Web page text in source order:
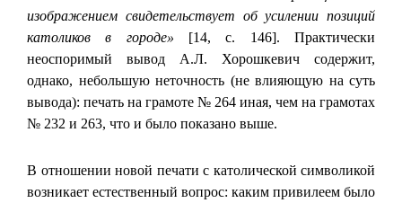
изображением свидетельствует об усилении позиций
католиков в городе» [14, с. 146]. Практически
неоспоримый вывод А.Л. Хорошкевич содержит,
однако, небольшую неточность (не влияющую на суть
вывода): печать на грамоте № 264 иная, чем на грамотах
№ 232 и 263, что и было показано выше.
В отношении новой печати с католической символикой
возникает естественный вопрос: каким привилеем было